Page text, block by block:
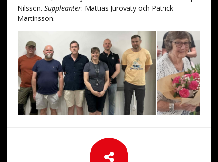
Nilsson. Suppleanter: Mattias Jurovaty och Patrick
Martinsson.